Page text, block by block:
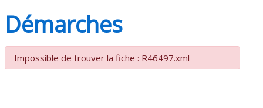
Démarches
Impossible de trouver la fiche : R46497.xml